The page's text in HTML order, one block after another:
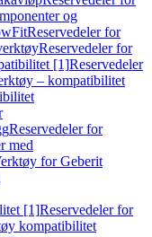
og
Reservedeler for
Reservedeler for
[1]Reservedeler
– kompatibilitet
Reservedeler for
med
for Geberit
[1]Reservedeler for
kompatibilitet